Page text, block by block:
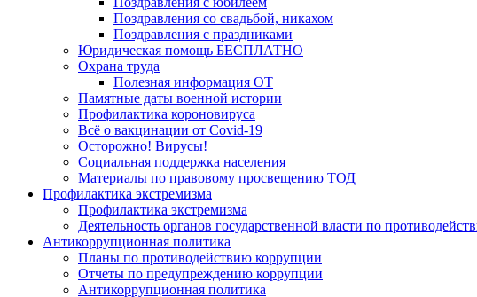
Поздравления со свадьбой, никахом
Поздравления с праздниками
Юридическая помощь БЕСПЛАТНО
Охрана труда
Полезная информация ОТ
Памятные даты военной истории
Профилактика короновируса
Всё о вакцинации от Covid-19
Осторожно! Вирусы!
Социальная поддержка населения
Материалы по правовому просвещению ТОД
Профилактика экстремизма
Профилактика экстремизма
Деятельность органов государственной власти по
Антикоррупционная политика
Планы по противодействию коррупции
Отчеты по предупреждению коррупции
Антикоррупционная политика